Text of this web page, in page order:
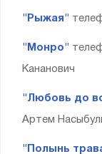
"Рыжая"
"Монро"
Кананович
"Любовь до
Артем
"Полынь